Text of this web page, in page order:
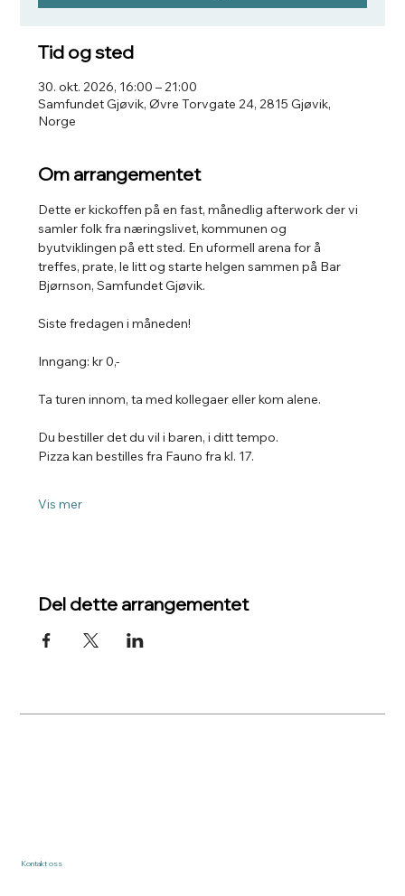
Tid og sted
30. okt. 2026, 16:00 – 21:00
Samfundet Gjøvik, Øvre Torvgate 24, 2815 Gjøvik,
Norge
Om arrangementet
Dette er kickoffen på en fast, månedlig afterwork der vi
samler folk fra næringslivet, kommunen og
byutviklingen på ett sted. En uformell arena for å
treffes, prate, le litt og starte helgen sammen på Bar
Bjørnson, Samfundet Gjøvik.
Siste fredagen i måneden!
Inngang: kr 0,-
Ta turen innom, ta med kollegaer eller kom alene.
Du bestiller det du vil i baren, i ditt tempo.
Pizza kan bestilles fra Fauno fra kl. 17.
Vis mer
Del dette arrangementet
Kontakt oss